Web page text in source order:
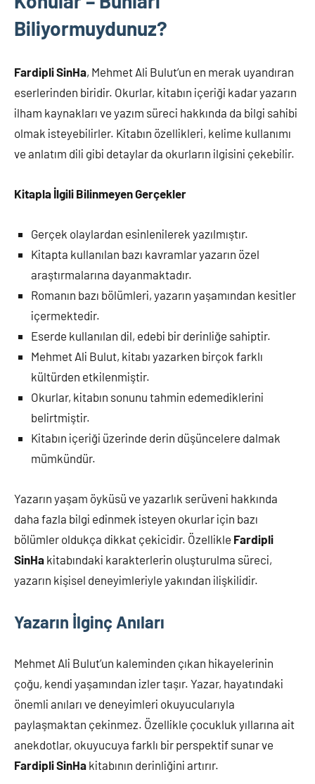
Biliyormuydunuz?
Fardipli SinHa, Mehmet Ali Bulut’un en merak uyandıran
eserlerinden biridir. Okurlar, kitabın içeriği kadar yazarın
ilham kaynakları ve yazım süreci hakkında da bilgi sahibi
olmak isteyebilirler. Kitabın özellikleri, kelime kullanımı
ve anlatım dili gibi detaylar da okurların ilgisini çekebilir.
Kitapla İlgili Bilinmeyen Gerçekler
Gerçek olaylardan esinlenilerek yazılmıştır.
Kitapta kullanılan bazı kavramlar yazarın özel
araştırmalarına dayanmaktadır.
Romanın bazı bölümleri, yazarın yaşamından kesitler
içermektedir.
Eserde kullanılan dil, edebi bir derinliğe sahiptir.
Mehmet Ali Bulut, kitabı yazarken birçok farklı
kültürden etkilenmiştir.
Okurlar, kitabın sonunu tahmin edemediklerini
belirtmiştir.
Kitabın içeriği üzerinde derin düşüncelere dalmak
mümkündür.
Yazarın yaşam öyküsü ve yazarlık serüveni hakkında
daha fazla bilgi edinmek isteyen okurlar için bazı
bölümler oldukça dikkat çekicidir. Özellikle Fardipli
SinHa kitabındaki karakterlerin oluşturulma süreci,
yazarın kişisel deneyimleriyle yakından ilişkilidir.
Yazarın İlginç Anıları
Mehmet Ali Bulut’un kaleminden çıkan hikayelerinin
çoğu, kendi yaşamından izler taşır. Yazar, hayatındaki
önemli anıları ve deneyimleri okuyucularıyla
paylaşmaktan çekinmez. Özellikle çocukluk yıllarına ait
anekdotlar, okuyucuya farklı bir perspektif sunar ve
Fardipli SinHa kitabının derinliğini artırır.